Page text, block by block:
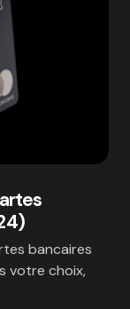
bancaires
votre choix,